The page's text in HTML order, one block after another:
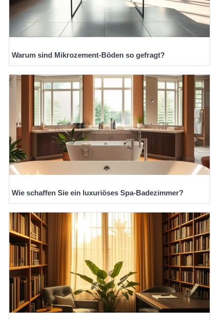
Warum sind Mikrozement-Böden so gefragt?
Wie schaffen Sie ein luxuriöses Spa-Badezimmer?